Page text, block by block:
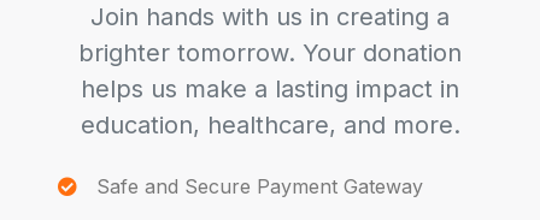
Join hands with us in creating a
brighter tomorrow. Your donation
helps us make a lasting impact in
education, healthcare, and more.
Safe and Secure Payment Gateway